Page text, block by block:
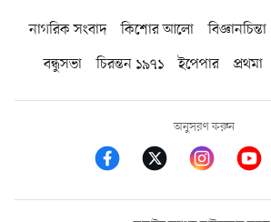
নাগরিক সংবাদ কিশোর আলো বিজ্ঞানচিন্তা
বন্ধুসভা
চিরন্তন ১৯৭১ ইপেপার প্রথমা
অনুসরণ করুন